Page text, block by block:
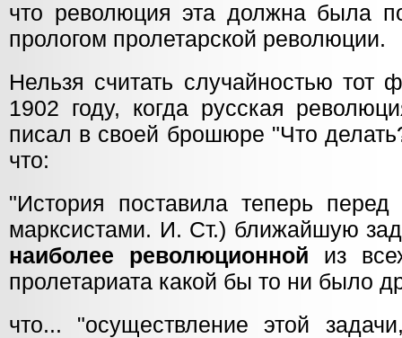
что революция эта должна была
прологом пролетарской революции.
Нельзя считать случайностью тот
1902 году, когда русская
писал в своей брошюре "Что
что:
"История поставила теперь
марксистами. И. Ст.) ближайшую
наиболее революционной из
пролетариата какой бы то ни было
что... "осуществление этой